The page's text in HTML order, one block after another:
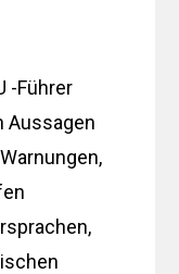
-Führer
Aussagen